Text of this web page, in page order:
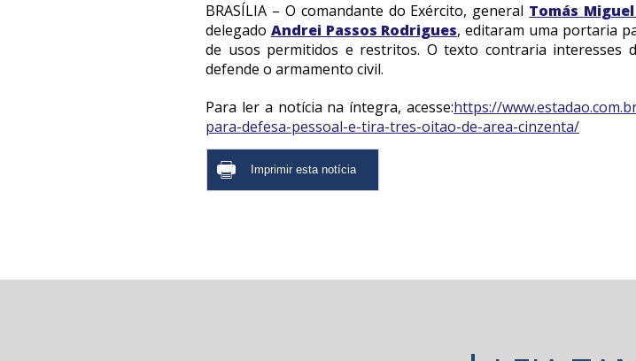
BRASÍLIA – O comandante do Exército, general Tomás
delegado Andrei Passos Rodrigues, editaram uma portaria
de usos permitidos e restritos. O texto contraria interesses
defende o armamento civil.
Para ler a notícia na íntegra, acesse:https://
para-defesa-pessoal-e-tira-tres-oitao-de-area-cinzenta/